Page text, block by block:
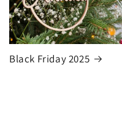
Black Friday 2025